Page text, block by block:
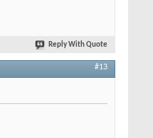
Reply With Quote
#13